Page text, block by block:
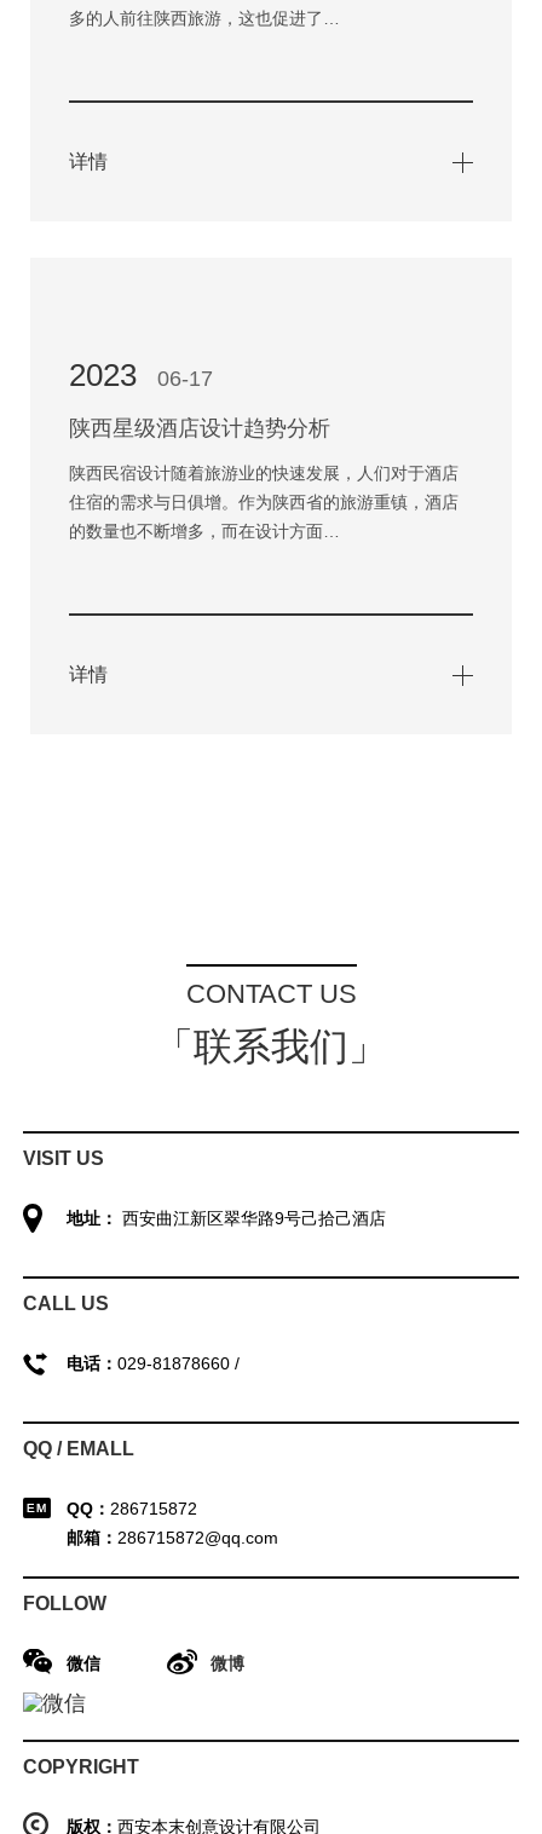
多的人前往陕西旅游，这也促进了…
详情
2023 06-17
陕西星级酒店设计趋势分析
陕西民宿设计随着旅游业的快速发展，人们对于酒店
住宿的需求与日俱增。作为陕西省的旅游重镇，酒店
的数量也不断增多，而在设计方面…
详情
CONTACT US
「联系我们」
VISIT US
地址： 西安曲江新区翠华路9号己拾己酒店
CALL US
电话： 029-81878660 /
QQ / EMALL
QQ： 286715872
邮箱： 286715872@qq.com
FOLLOW
微信 微博
COPYRIGHT
版权： 西安本末创意设计有限公司